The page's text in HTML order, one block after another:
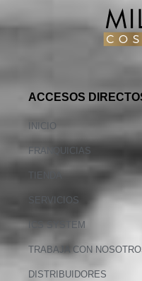
ACCESOS
INICIO
FRANQUICIAS
TIENDA
SERVICIOS
ICS SYSTEM
TRABAJA CON
DISTRIBUIDORES